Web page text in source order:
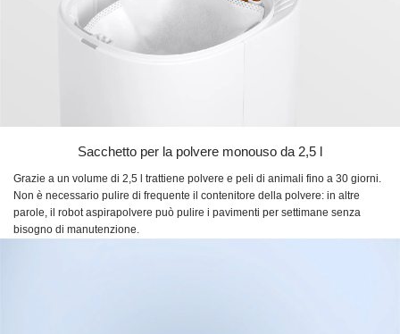
Sacchetto per la polvere monouso da 2,5 l
Grazie a un volume di 2,5 l trattiene polvere e peli di animali fino a 30 giorni.
Non è necessario pulire di frequente il contenitore della polvere: in altre
parole, il robot aspirapolvere può pulire i pavimenti per settimane senza
bisogno di manutenzione.